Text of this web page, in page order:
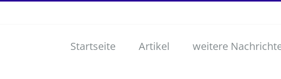
Startseite Artikel weitere